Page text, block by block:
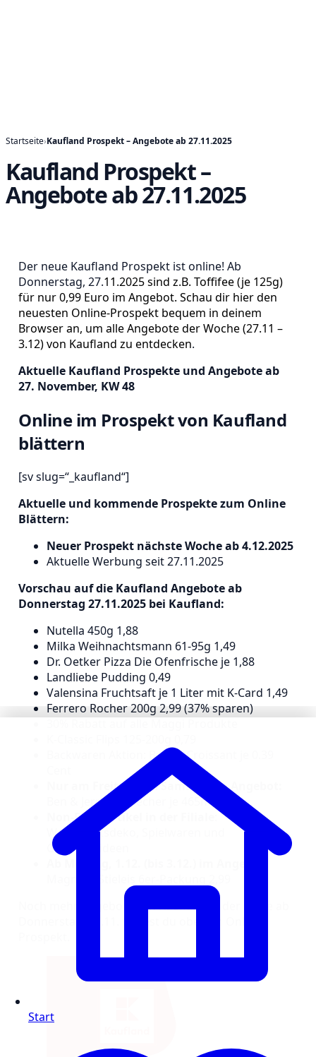
Startseite›Kaufland Prospekt – Angebote ab 27.11.2025
Kaufland Prospekt –
Angebote ab 27.11.2025
Der neue Kaufland Prospekt ist online! Ab
Donnerstag, 27.11.2025 sind z.B. Toffifee (je 125g)
für nur 0,99 Euro im Angebot. Schau dir hier den
neuesten Online-Prospekt bequem in deinem
Browser an, um alle Angebote der Woche (27.11 –
3.12) von Kaufland zu entdecken.
Aktuelle Kaufland Prospekte und Angebote ab
27. November, KW 48
Online im Prospekt von Kaufland
blättern
[sv slug=“_kaufland“]
Aktuelle und kommende Prospekte zum Online
Blättern:
Neuer Prospekt nächste Woche ab 4.12.2025
Aktuelle Werbung seit 27.11.2025
Vorschau auf die Kaufland Angebote ab
Donnerstag 27.11.2025 bei Kaufland:
Nutella 450g 1,88
Milka Weihnachtsmann 61-95g 1,49
Dr. Oetker Pizza Die Ofenfrische je 1,88
Landliebe Pudding 0,49
Valensina Fruchtsaft je 1 Liter mit K-Card 1,49
Ferrero Rocher 200g 2,99 (37% sparen)
Backwaren Aktion: Butter-Croissant je 0.39
Nur am Freitag und Samstag im Angebot:
Ben & Jerrys Eisbecher je 465ml 3,49
Non-Food Artikel in der Filiale
Weihnachtsdeko, Spielwaren und
Geschenkideen
Noch mehr Angebote von Kaufland in der Filiale ab
Start